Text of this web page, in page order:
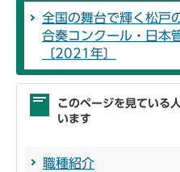
全国の舞台で輝く松戸
合奏コンクール・日本
〔2021年〕
このページを見ている
います
職種紹介